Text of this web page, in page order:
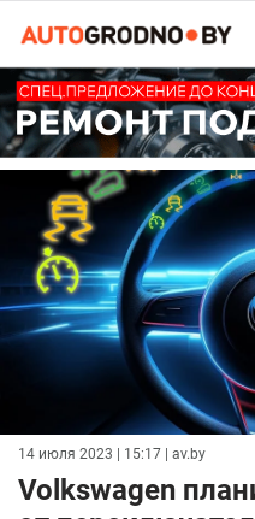
14 июля 2023 | 15:17 | av.by
Volkswagen